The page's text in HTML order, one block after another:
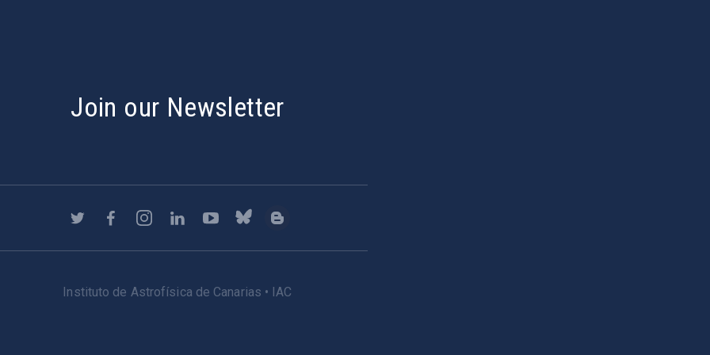
Join our Newsletter
Instituto de Astrofísica de Canarias • IAC